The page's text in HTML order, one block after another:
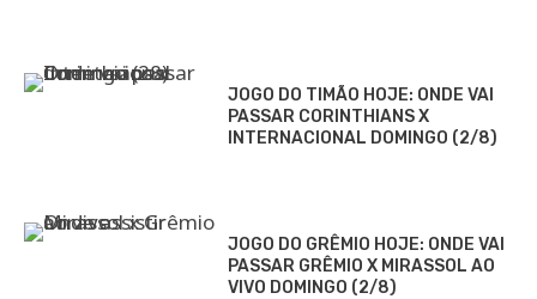
JOGO DO TIMÃO HOJE: ONDE VAI
PASSAR CORINTHIANS X
INTERNACIONAL DOMINGO (2/8)
JOGO DO GRÊMIO HOJE: ONDE VAI
PASSAR GRÊMIO X MIRASSOL AO
VIVO DOMINGO (2/8)